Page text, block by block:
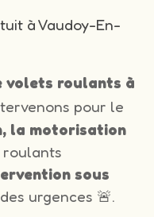
à Vaudoy-En-
volets roulants à
pour le
la motorisation
roulants
sous
urgences 🚨.